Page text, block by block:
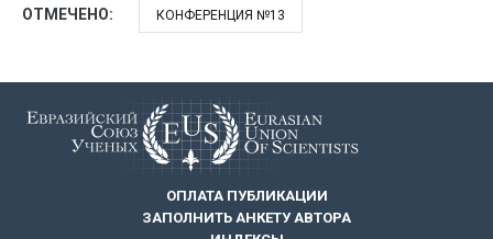
ОТМЕЧЕНО: КОНФЕРЕНЦИЯ №13
ОПЛАТА ПУБЛИКАЦИИ
ЗАПОЛНИТЬ АНКЕТУ АВТОРА